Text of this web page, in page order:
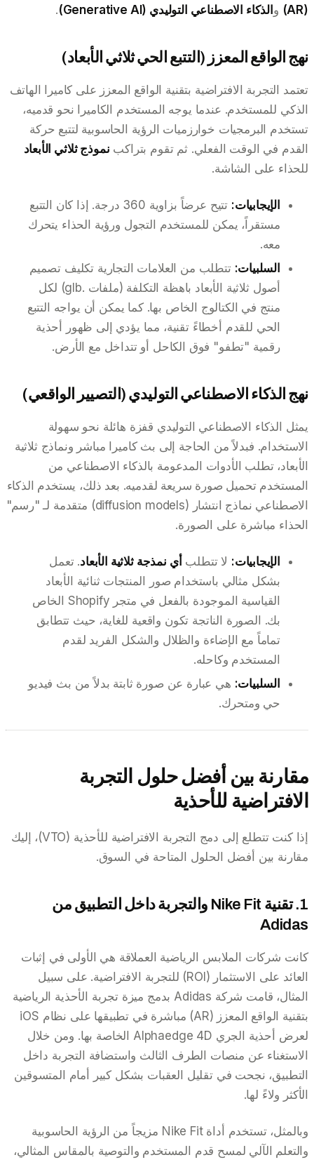
(AR) والذكاء الاصطناعي التوليدي (Generative AI) .
نهج الواقع المعزز (التتبع الحي ثلاثي الأبعاد)
تعتمد التجربة الافتراضية بتقنية الواقع المعزز على كاميرا الهاتف
الذكي للمستخدم. عندما يوجه المستخدم الكاميرا نحو قدميه،
تستخدم البرمجيات خوارزميات الرؤية الحاسوبية لتتبع حركة
القدم في الوقت الفعلي. ثم تقوم بتراكب نموذج ثلاثي الأبعاد
للحذاء على الشاشة.
الإيجابيات:
تتيح عرضاً بزاوية 360 درجة. إذا كان التتبع
مستقراً، يمكن للمستخدم التجول ورؤية الحذاء يتحرك
معه.
السلبيات: تتطلب من العلامات التجارية تكليف تصميم
أصول ثلاثية الأبعاد باهظة التكلفة (ملفات .glb) لكل
منتج في الكتالوج الخاص بها. كما يمكن أن يواجه التتبع
الحي للقدم أخطاءً تقنية، مما يؤدي إلى ظهور أحذية
رقمية "تطفو" فوق الكاحل أو تتداخل مع الأرض.
نهج الذكاء الاصطناعي التوليدي (التصيير الواقعي)
يمثل الذكاء الاصطناعي التوليدي قفزة هائلة نحو سهولة
الاستخدام. فبدلاً من الحاجة إلى بث كاميرا مباشر ونماذج ثلاثية
الأبعاد، تطلب الأدوات المدعومة بالذكاء الاصطناعي من
المستخدم تحميل صورة سريعة لقدميه. بعد ذلك، يستخدم الذكاء
الاصطناعي نماذج انتشار (diffusion models) متقدمة لـ "رسم"
الحذاء مباشرة على الصورة.
الإيجابيات: لا تتطلبأي نمذجة ثلاثية الأبعاد. تعمل
بشكل مثالي باستخدام صور المنتجات ثنائية الأبعاد
القياسية الموجودة بالفعل في متجر Shopify الخاص
بك. الصورة الناتجة تكون واقعية للغاية، حيث تتطابق
تماماً مع الإضاءة والظلال والشكل الفريد لقدم
المستخدم وكاحله.
السلبيات: هي عبارة عن صورة ثابتة بدلاً من بث فيديو
حي ومتحرك.
مقارنة بين أفضل حلول التجربة
الافتراضية للأحذية
إذا كنت تتطلع إلى دمج التجربة الافتراضية للأحذية (VTO)، إليك
مقارنة بين أفضل الحلول المتاحة في السوق.
1. تقنية Nike Fit والتجربة داخل التطبيق من
Adidas
كانت شركات الملابس الرياضية العملاقة هي الأولى في إثبات
العائد على الاستثمار (ROI) للتجربة الافتراضية. على سبيل
المثال، قامت شركة Adidas بدمج ميزة تجربة الأحذية الرياضية
بتقنية الواقع المعزز (AR) مباشرة في تطبيقها على نظام iOS
لعرض أحذية الجري Alphaedge 4D الخاصة بها. ومن خلال
الاستغناء عن منصات الطرف الثالث واستضافة التجربة داخل
التطبيق، نجحت في تقليل العقبات بشكل كبير أمام المتسوقين
الأكثر ولاءً لها.
وبالمثل، تستخدم أداة Nike Fit مزيجاً من الرؤية الحاسوبية
والتعلم الآلي لمسح قدم المستخدم والتوصية بالمقاس المثالي،